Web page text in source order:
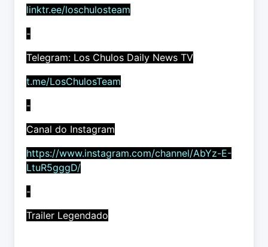
linktr.ee/loschulosteam
-
Telegram: Los Chulos Daily News TV
t.me/LosChulosTeam
-
Canal do Instagram
https://www.instagram.com/channel/AbYz-E-
LtuR5gggD/
-
Trailer Legendado